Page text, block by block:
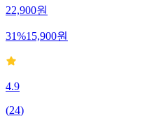
22,900원
31%15,900원
4.9
(24)